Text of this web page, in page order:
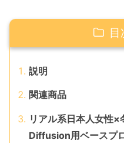
目
説明
関連商品
リアル系日本人女性
Diffusion用ベースプ